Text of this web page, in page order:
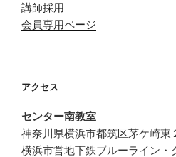
講師採用
会員専用ページ
アクセス
センター南教室
神奈川県横浜市都筑区茅ケ崎東
横浜市営地下鉄ブルーライン・